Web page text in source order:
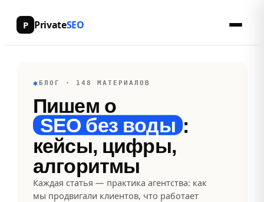
P PrivateSEO
✱ БЛОГ · 148 МАТЕРИАЛОВ
Пишем о
SEO без воды :
кейсы, цифры,
алгоритмы
Каждая статья — практика агентства: как
мы продвигали клиентов, что работает